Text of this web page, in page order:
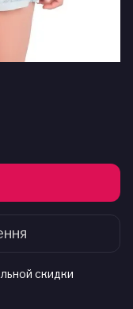
скидки